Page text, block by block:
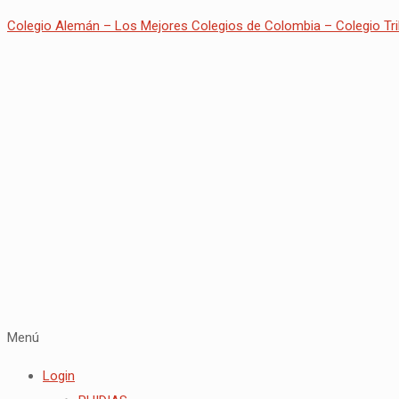
Colegio Alemán – Los Mejores Colegios de Colombia – Colegio
Menú
Login